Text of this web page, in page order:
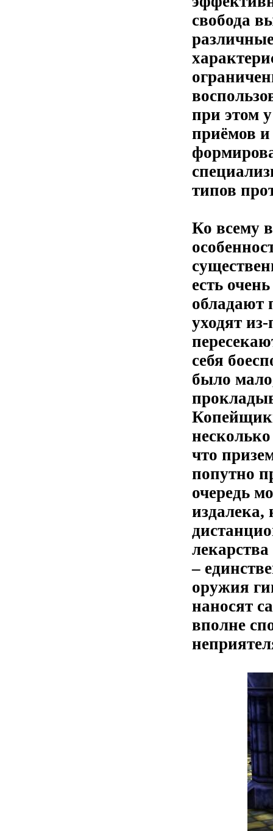
свобода
при этом
приёмов
типов
Ко всему
есть
обладают
уходят
себя
было
что
попутно
очередь
издалека,
–
оружия
наносят
вполне